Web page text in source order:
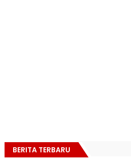
BERITA TERBARU